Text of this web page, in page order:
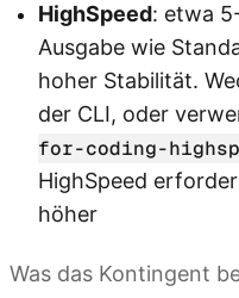
HighSpeed: etwa
Ausgabe wie
hoher Stabilität.
der CLI, oder
for-coding-
HighSpeed
höher
Was das Kontingent